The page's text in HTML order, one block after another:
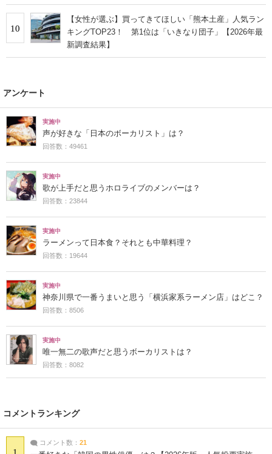
10
【女性が選ぶ】買ってきてほしい「熊本土産」人気ラン
キングTOP23！ 第1位は「いきなり団子」【2026年最
新調査結果】
アンケート
実施中
声が好きな「日本のボーカリスト」は？
回答数：49461
実施中
歌が上手だと思うホロライブのメンバーは？
回答数：23844
実施中
ラーメンって日本食？それとも中華料理？
回答数：19644
実施中
神奈川県で一番うまいと思う「横浜家系ラーメン店」はどこ？
回答数：8506
実施中
唯一無二の歌声だと思うボーカリストは？
回答数：8082
コメントランキング
コメント数： 21